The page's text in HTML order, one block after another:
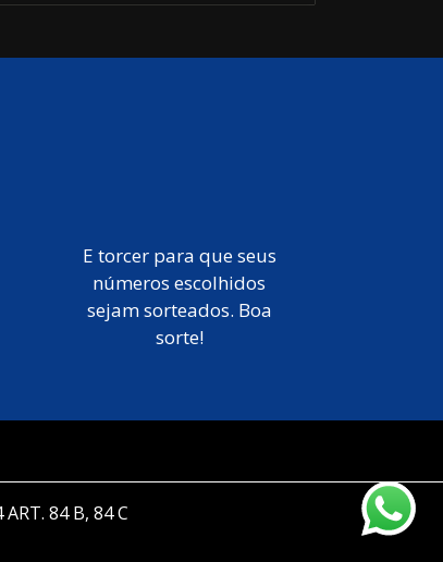
E torcer para que seus
números escolhidos
sejam sorteados. Boa
sorte!
84 B, 84 C